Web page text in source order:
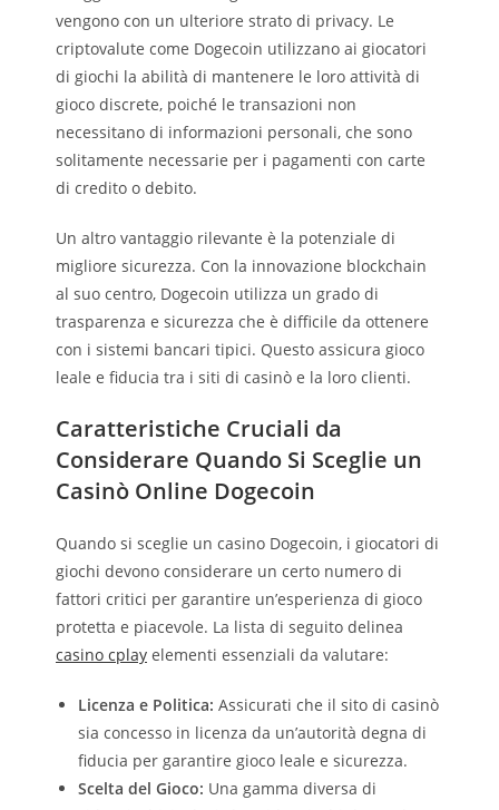
vengono con un ulteriore strato di privacy. Le
criptovalute come Dogecoin utilizzano ai giocatori
di giochi la abilità di mantenere le loro attività di
gioco discrete, poiché le transazioni non
necessitano di informazioni personali, che sono
solitamente necessarie per i pagamenti con carte
di credito o debito.
Un altro vantaggio rilevante è la potenziale di
migliore sicurezza. Con la innovazione blockchain
al suo centro, Dogecoin utilizza un grado di
trasparenza e sicurezza che è difficile da ottenere
con i sistemi bancari tipici. Questo assicura gioco
leale e fiducia tra i siti di casinò e la loro clienti.
Caratteristiche Cruciali da
Considerare Quando Si Sceglie un
Casinò Online Dogecoin
Quando si sceglie un casino Dogecoin, i giocatori di
giochi devono considerare un certo numero di
fattori critici per garantire un’esperienza di gioco
protetta e piacevole. La lista di seguito delinea
casino cplay elementi essenziali da valutare:
Licenza e Politica: Assicurati che il sito di casinò
sia concesso in licenza da un’autorità degna di
fiducia per garantire gioco leale e sicurezza.
Scelta del Gioco: Una gamma diversa di